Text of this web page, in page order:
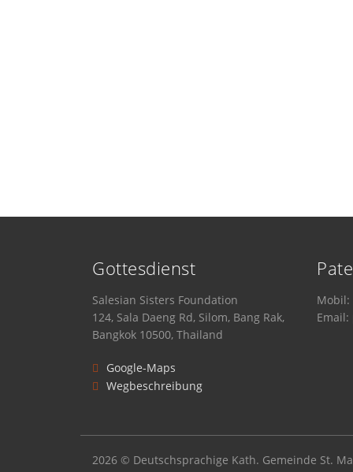
Gottesdienst
Salesian Sisters Foundation
124, Sala Daeng Rd, Silom, Bang Rak,
Bangkok 10500, Thailand
Google-Maps
Wegbeschreibung
Mobil:
Email:
2026 © Deutschsprachige Kath. Gemeinde St.